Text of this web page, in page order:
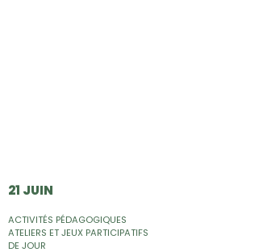
21 JUIN
ACTIVITÉS PÉDAGOGIQUES
ATELIERS ET JEUX PARTICIPATIFS
DE JOUR